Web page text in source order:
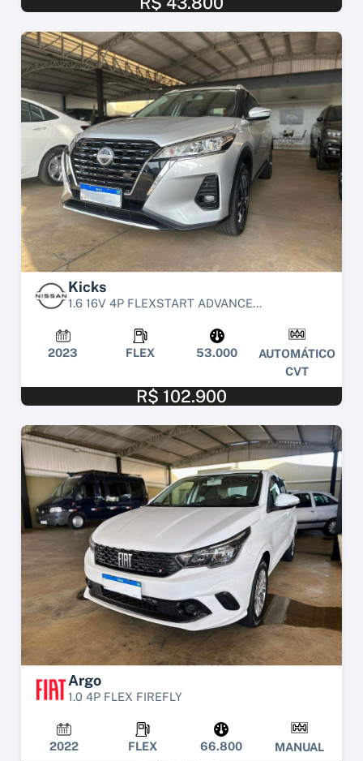
Kicks
1.6 16V 4P FLEXSTART ADVANCE...
2023 FLEX 53.000
AUTOMÁTICO
CVT
R$ 102.900
Argo
1.0 4P FLEX FIREFLY
2022 FLEX 66.800 MANUAL